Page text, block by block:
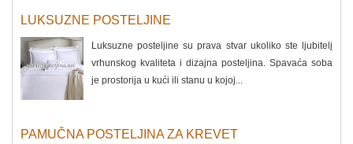
LUKSUZNE POSTELJINE
Luksuzne posteljine su prava stvar ukoliko ste ljubitelj
vrhunskog kvaliteta i dizajna posteljina. Spavaća soba
je prostorija u kući ili stanu u kojoj...
PAMUČNA POSTELJINA ZA KREVET